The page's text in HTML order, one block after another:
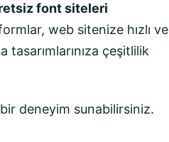
font siteleri
web sitenize hızlı ve
çeşitlilik
deneyim sunabilirsiniz.